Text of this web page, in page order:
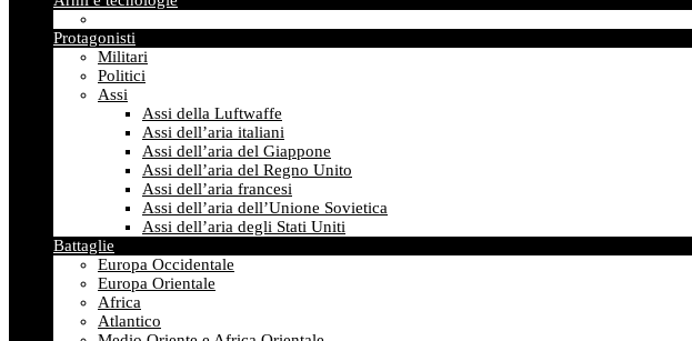
Protagonisti
Militari
Politici
Assi
Assi della Luftwaffe
Assi dell’aria italiani
Assi dell’aria del Giappone
Assi dell’aria del Regno Unito
Assi dell’aria francesi
Assi dell’aria dell’Unione Sovietica
Assi dell’aria degli Stati Uniti
Battaglie
Europa Occidentale
Europa Orientale
Africa
Atlantico